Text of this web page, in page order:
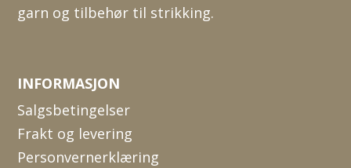
garn og tilbehør til strikking.
INFORMASJON
Salgsbetingelser
Frakt og levering
Personvernerklæring